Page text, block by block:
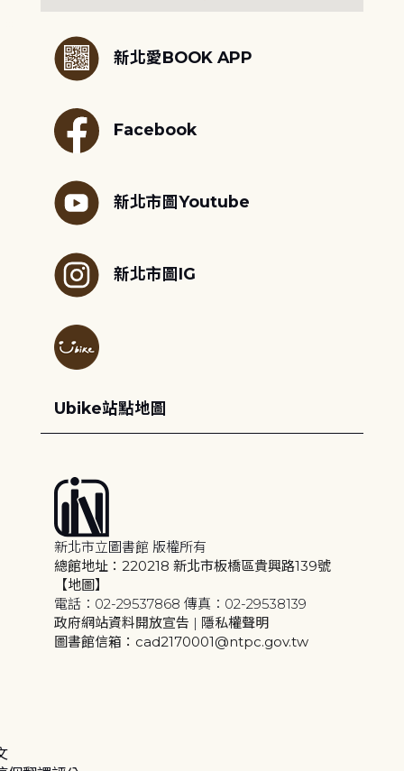
新北愛BOOK APP
Facebook
新北市圖Youtube
新北市圖IG
Ubike站點地圖
新北市立圖書館 版權所有
總館地址：220218 新北市板橋區貴興路139號
【地圖】
電話：02-29537868 傳真：02-29538139
政府網站資料開放宣告 | 隱私權聲明
圖書館信箱：cad2170001@ntpc.gov.tw